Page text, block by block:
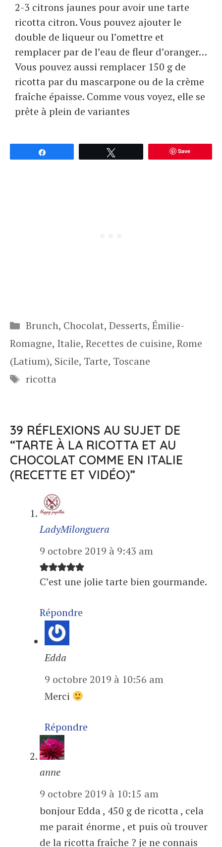
2-3 citrons jaunes pour avoir une tarte
ricotta citron. Vous pouvez ajouter le
double de liqueur ou l’omettre et
remplacer par de l’eau de fleur d’oranger…
Vous pouvez aussi remplacer 150 g de
ricotta par du mascarpone ou de la crème
fraîche épaisse. Comme vous voyez, elle se
prête à plein de variantes
Save
Catégories
Brunch, Chocolat, Desserts, Émilie-
Romagne, Italie, Recettes de cuisine, Rome
(Latium), Sicile, Tarte, Toscane
Étiquettes
ricotta
39 RÉFLEXIONS AU SUJET DE
“TARTE À LA RICOTTA ET AU
CHOCOLAT COMME EN ITALIE
(RECETTE ET VIDÉO)”
LadyMilonguera
9 octobre 2019 à 9:43 am
C’est une jolie tarte bien gourmande.
Répondre
Edda
9 octobre 2019 à 10:56 am
Merci
Répondre
anne
9 octobre 2019 à 10:15 am
bonjour Edda , 450 g de ricotta , cela
me parait énorme , et puis où trouver
de la ricotta fraîche ? je ne connais